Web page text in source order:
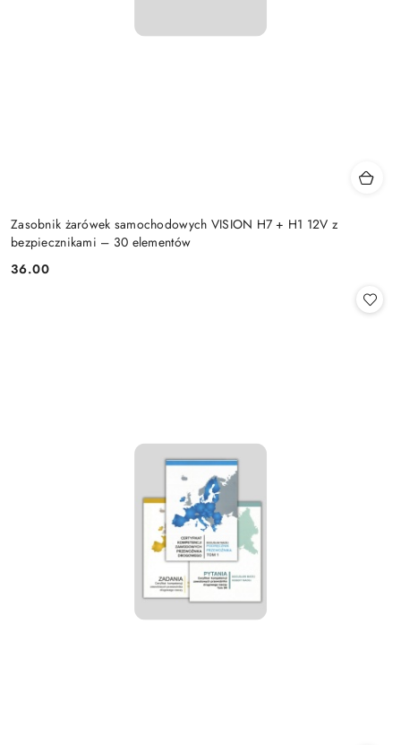
Zasobnik żarówek samochodowych VISION H7 + H1 12V z
bezpiecznikami – 30 elementów
Cena:
36.00